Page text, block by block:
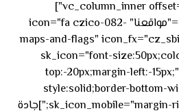
[vc_column_inner offset="vc_col-md-4"]
[cz_service_box title="مواقعنا" icon="fa czico-082-
maps-and-flags"
sk_icon="font-
top:-20px;margin-left:-
style:solid;border-bottom-
sk_icon_mobile="margin-right:0px;margin-left:0px;"]جادة